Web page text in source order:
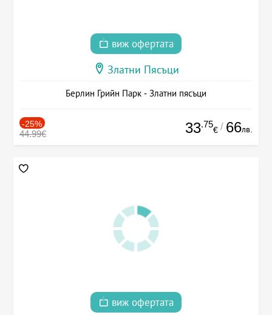
виж офертата
Златни Пясъци
Берлин Грийн Парк - Златни пясъци
-25%
44.99€ 33.75
€ / 66лв.
виж офертата